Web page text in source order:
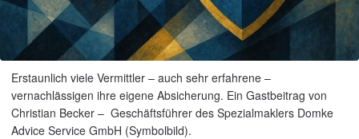
Erstaunlich viele Vermittler – auch sehr erfahrene –
vernachlässigen ihre eigene Absicherung. Ein Gastbeitrag von
Christian Becker – Geschäftsführer des Spezialmaklers Domke
Advice Service GmbH (Symbolbild).